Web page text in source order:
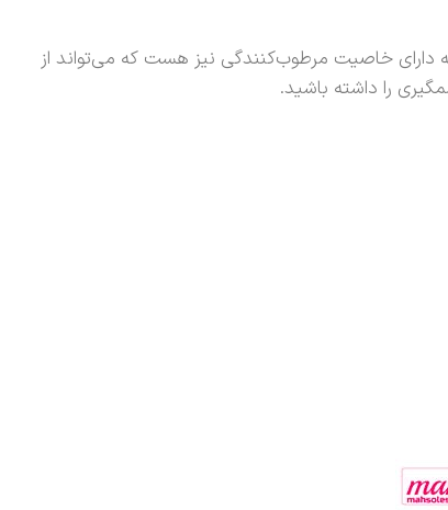
دارای خاصیت مرطوب‌کنندگی نیز هست که می‌تواند از
را داشته باشید.